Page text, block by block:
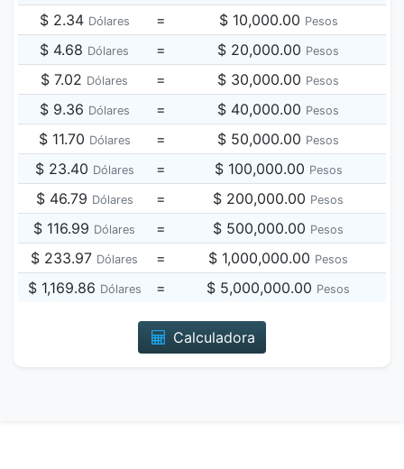
$ 2.34 Dólares = $ 10,000.00 Pesos
$ 4.68 Dólares = $ 20,000.00 Pesos
$ 7.02 Dólares = $ 30,000.00 Pesos
$ 9.36 Dólares = $ 40,000.00 Pesos
$ 11.70 Dólares = $ 50,000.00 Pesos
$ 23.40 Dólares = $ 100,000.00 Pesos
$ 46.79 Dólares = $ 200,000.00 Pesos
$ 116.99 Dólares = $ 500,000.00 Pesos
$ 233.97 Dólares = $ 1,000,000.00 Pesos
$ 1,169.86 Dólares = $ 5,000,000.00 Pesos
Calculadora